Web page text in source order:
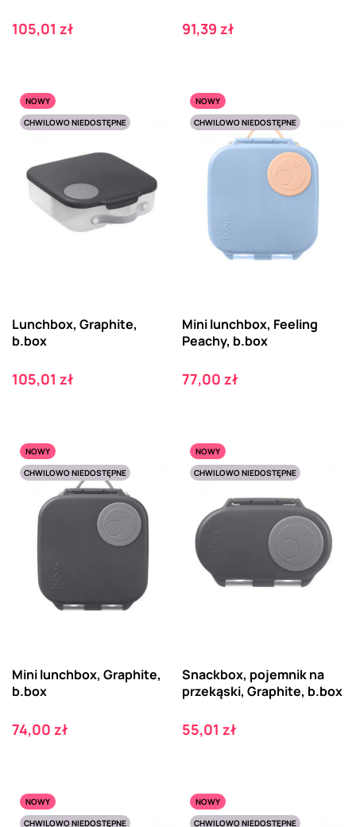
Cena
105,01 zł Cena
91,39 zł
NOWY
CHWILOWO NIEDOSTĘPNE
Lunchbox, Graphite,
b.box
Cena
105,01 zł
NOWY
CHWILOWO NIEDOSTĘPNE
Mini lunchbox, Feeling
Peachy, b.box
Cena
77,00 zł
NOWY
CHWILOWO NIEDOSTĘPNE
Mini lunchbox, Graphite,
b.box
Cena
74,00 zł
NOWY
CHWILOWO NIEDOSTĘPNE
Snackbox, pojemnik na
przekąski, Graphite, b.box
Cena
55,01 zł
NOWY
CHWILOWO NIEDOSTĘPNE
NOWY
CHWILOWO NIEDOSTĘPNE